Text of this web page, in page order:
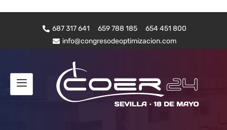
687 317 641 659 788 185
654 451 800
info@congresodeoptimizacion.com